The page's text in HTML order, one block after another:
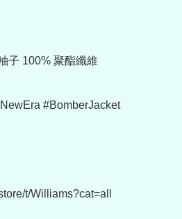
子 100% 聚酯纖維
#BomberJacket
t/Williams?cat=all